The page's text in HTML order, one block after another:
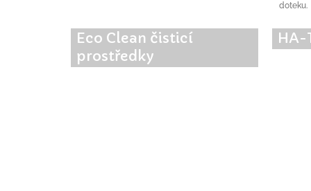
doteku.
Eco Clean čisticí
prostředky
HA-